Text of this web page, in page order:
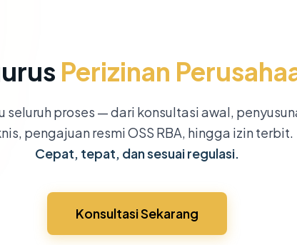
Perizinan
seluruh proses — dari konsultasi awal,
pengajuan resmi OSS RBA, hingga izin terbit.
Cepat, tepat, dan sesuai regulasi.
Konsultasi Sekarang